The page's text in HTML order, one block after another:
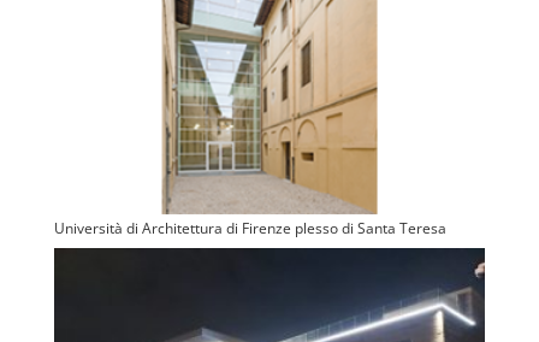
Università di Architettura di Firenze plesso di Santa Teresa